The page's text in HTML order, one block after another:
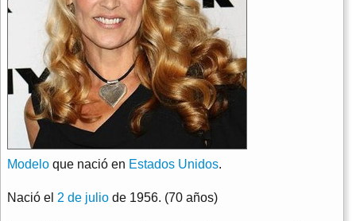
Modelo que nació en Estados Unidos.
Nació el 2 de julio de 1956. (70 años)